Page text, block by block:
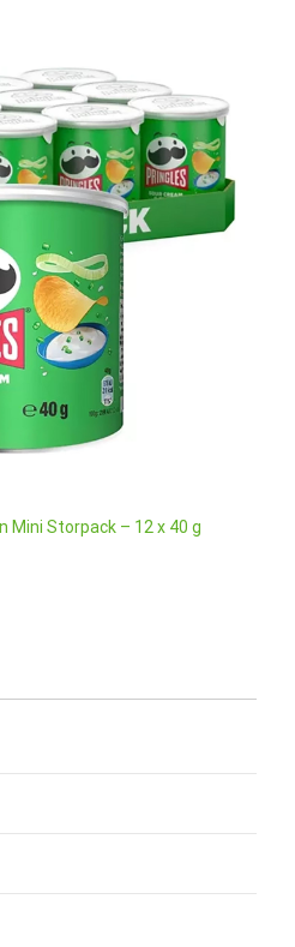
Mini Storpack – 12 x 40 g